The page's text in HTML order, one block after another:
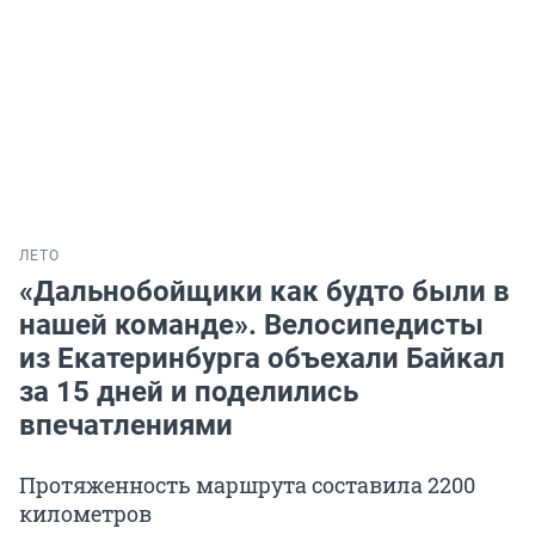
ЛЕТО
«Дальнобойщики как будто были в
нашей команде». Велосипедисты
из Екатеринбурга объехали Байкал
за 15 дней и поделились
впечатлениями
Протяженность маршрута составила 2200
километров